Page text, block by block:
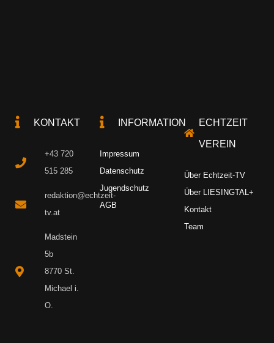
KONTAKT
+43 720
515 285
redaktion@echtzeit-
tv.at
Madstein
5b
8770 St.
Michael i.
O.
INFORMATION
Impressum
Datenschutz
Jugendschutz
AGB
ECHTZEIT
VEREIN
Über Echtzeit-TV
Über LIESINGTAL+
Kontakt
Team